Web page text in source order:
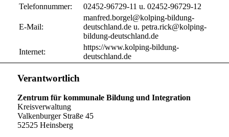
Telefonnummer:
02452-96729-11 u. 02452-96729-12
E-Mail:
manfred.borgel@kolping-bildung-
deutschland.de u. petra.rick@kolping-
bildung-deutschland.de
Internet:
https://www.kolping-bildung-
deutschland.de
Verantwortlich
Zentrum für kommunale Bildung und Integration
Kreisverwaltung
Valkenburger Straße 45
52525 Heinsberg